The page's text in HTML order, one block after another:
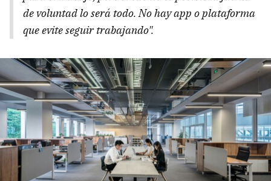
de voluntad lo será todo. No hay app o plataforma
que evite seguir trabajando".